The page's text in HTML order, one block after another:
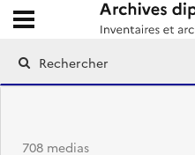
Archives diplomatiques
Ouvrir le menu déroulant
708 medias